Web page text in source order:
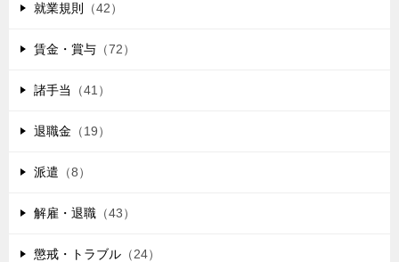
就業規則 （42）
賃金・賞与 （72）
諸手当 （41）
退職金 （19）
派遣 （8）
解雇・退職 （43）
懲戒・トラブル （24）